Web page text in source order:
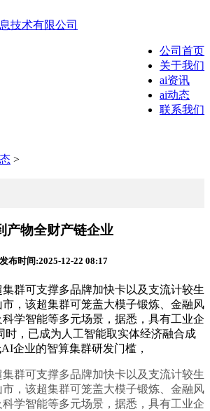
公司首页
关于我们
ai资讯
ai动态
联系我们
>
产物全财产链企业
发布时间:2025-12-22 08:17
可支撑多品牌加快卡以及支流计较生
，该超集群可笼盖大模子锻炼、金融风
学智能等多元场景，据悉，具有工业企
时，已成为人工智能取实体经济融合成
企业的智算集群研发门槛，
可支撑多品牌加快卡以及支流计较生
，该超集群可笼盖大模子锻炼、金融风
学智能等多元场景，据悉，具有工业企